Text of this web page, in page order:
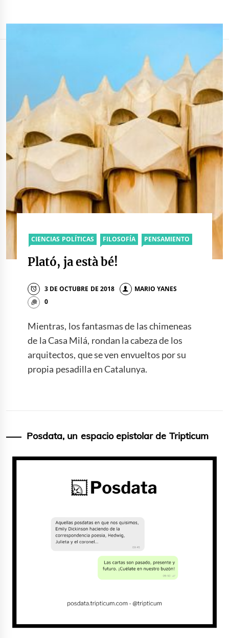
CIENCIAS POLÍTICAS FILOSOFÍA PENSAMIENTO
Plató, ja està bé!
3 DE OCTUBRE DE 2018
MARIO YANES
0
Mientras, los fantasmas de las chimeneas
de la Casa Milá, rondan la cabeza de los
arquitectos, que se ven envueltos por su
propia pesadilla en Catalunya.
Posdata, un espacio epistolar de Tripticum